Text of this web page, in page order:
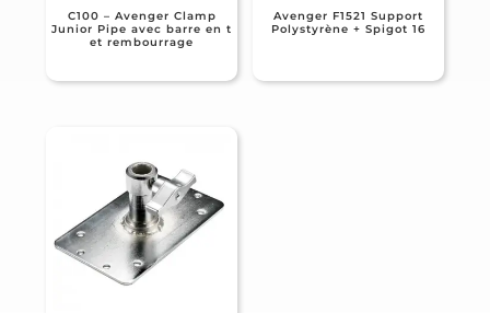
C100 – Avenger Clamp
Junior Pipe avec barre en t
et rembourrage
Avenger F1521 Support
Polystyrène + Spigot 16